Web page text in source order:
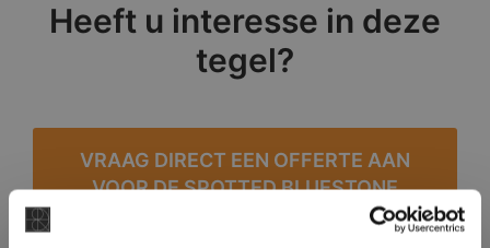
Heeft u interesse in deze
tegel?
VRAAG DIRECT EEN OFFERTE AAN
VOOR DE SPOTTED BLUESTONE